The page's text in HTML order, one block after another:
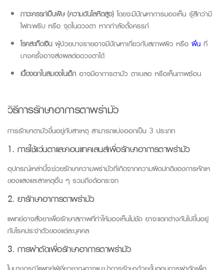
ภาวะครรภ์เป็นพิษ (ความดันโลหิตสูง) โดยจะมีปัญหาการมองเห็น รู้สึกว่ามี
ไฟกะพริบ หรือ จุดในดวงตา หากกำลังตั้งครรภ์
โรคสะเก็ดเงิน ผู้ป่วยบางรายอาจมีปัญหาเกี่ยวกับสภาพผิว หรือ ผื่น ที่
บางครั้งอาจส่งผลต่อดวงตาได้
เนื้องอกในสมองในเด็ก อาจมีอาการตามัว ตาเบลอ หรือเห็นภาพซ้อน
วิธีการรักษาอาการตาพร่ามัว
การรักษาตามัวขึ้นอยู่กับสาเหตุ สามารถแบ่งออกเป็น 3 ประเภท
1. การใช้แว่นตาและคอนแทคเลนส์เพื่อรักษาอาการตาพร่ามัว
อุปกรณ์เหล่านี้จะช่วยรักษาความพร่ามัวที่เกิดจากความผิดปกติของการหักเห
ของแสงและสาเหตุอื่น ๆ รวมถึงต้อกระจก
2. ยารักษาอาการตาพร่ามัว
แพทย์อาจสั่งยาเพื่อรักษาสภาพที่ทำให้มองเห็นไม่ชัด ยาจะแตกต่างกันไปขึ้นอยู่
กับโรคประจำตัวของแต่ละบุคคล
3. การผ่าตัดเพื่อรักษาอาการตาพร่ามัว